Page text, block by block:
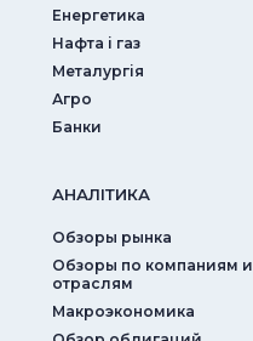
Енергетика
Нафта і газ
Металургія
Агро
Банки
АНАЛIТИКА
Обзоры рынка
Обзоры по компаниям и
отраслям
Макроэкономика